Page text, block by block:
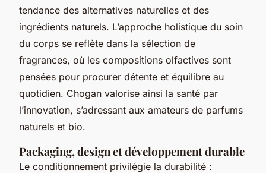
tendance des alternatives naturelles et des
ingrédients naturels. L’approche holistique du soin
du corps se reflète dans la sélection de
fragrances, où les compositions olfactives sont
pensées pour procurer détente et équilibre au
quotidien. Chogan valorise ainsi la santé par
l’innovation, s’adressant aux amateurs de parfums
naturels et bio.
Packaging, design et développement durable
Le conditionnement privilégie la durabilité :